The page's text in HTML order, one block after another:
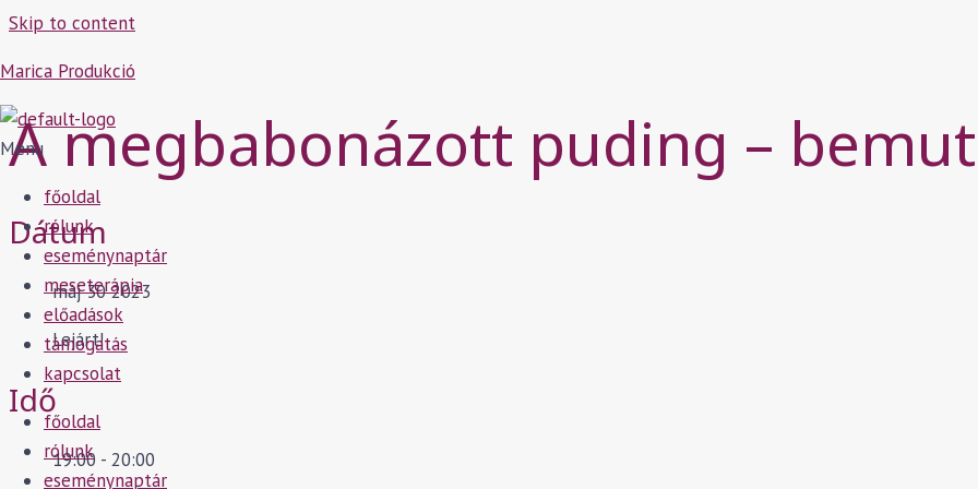
Skip to content
Marica Produkció
Menu
főoldal
rólunk
eseménynaptár
meseterápia
előadások
támogatás
kapcsolat
főoldal
rólunk
eseménynaptár
A megbabonázott puding –
Dátum
máj 30 2023
Lejárt!
Idő
19:00 - 20:00